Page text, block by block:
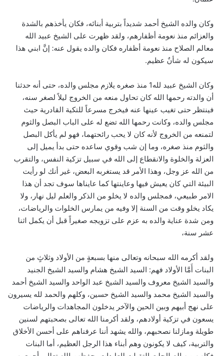
وكان والده الشيخ أحمد شديداً بتربية أبنائه، فكان يأخذهم بالشدة
والعزائم منذ نعومة أظفارهم، ولقد ظهرت على الشيخ عبيد الله
معالم الصلاح منذ نعومة أظفاره فكان والده يقول عنه: إنَّ ابني هذا
سيكون له شأنٌ عظيم.
وكان الشيخ عبيد لله1 منذ صغره يلازم مجلس والده، حتى أنه حدثنا
أن والدته رحمها الله كان تحاول منعه من الخروج ليلاً لصغر سنه،
فينتظر حتى تغيب عينها عنه فيخرج مسرعاً للتكية القادرية حيث
مجلس والده، وكانت رحمها الله تضع له على الباب البصل والثوم
لتمنعه من الخروج لأنه كان لا يحب رائحتهما، فهو لم يأكل البصل
والثوم منذ صغره، وما إن شب وقوي ساعده حتى بدأ يميل إلى
العزلة والخلوة والانقطاع إلى الله في سبيل تزكية النفس، والتقرب
من الله عز وجل، وهذا الأمر قد يستغربه البعض، غير أنك لو رأيت
البيئة التي كان يعيش فيها وعاينتها كما عايناها سوف تجد أن هذا
الامر طبيعي، فمجلس والده لا يخلو من الذكر والعلم ليل نهار، ولا
يكاد يخلو وقت من السنة إلا وفيه من يمارس الخلوات والرياضات،
ومن شدة عناية والده به عزم على تزويجه صغيراً قبل أن يكمل اثنا
عشر سنة،
ولقد أكرمه الله سبحانه وتعالى منها بسبعةٍ من الأولاد وثلاثٍ من
البنات أَمَّا الأولاد فهم: السيد الشيخ هشام والسيد الشيخ الجنيد
والسيد الشيخ معروف والسيد الشيخ عبد الواحد والسيد الشيخ أحمد
والسيد الشيخ محمد والسيد الشيخ حسين، وكلهم والحمد لله يسيرون
على نهج أبيهم وبين الحين والآخر يدخلون المجاهدات والرياضات
يسعون في تزكية أولادهم، ولقد أكرمنا الله تعالى بصحبتهم لسنين
طويلة ومازلنا نصحبهم، والله يشهد أننا عرفناهم على أحسن الأخلاق
والتربية، كيف لا يكونون وهم أبناء هذا الرجل العظيم، أما البنات